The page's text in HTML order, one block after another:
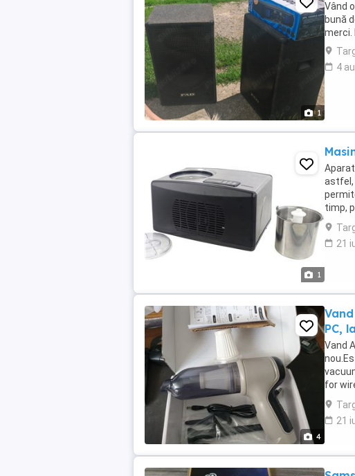
1
Vând
bună
merci.
4
1
astfel,
timp,
arata
21
4
PC,
Vand
for
21